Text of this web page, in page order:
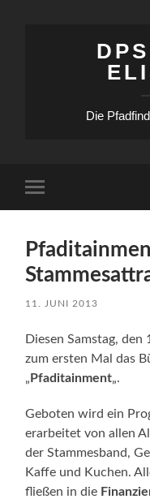
Die
Menü
11. JUNI 2013
Diesen Samstag,
zum ersten Mal das
„Pfaditainment„.
Geboten wird ein
erarbeitet von allen
der Stammesband,
Kaffe und Kuchen.
fließen in die